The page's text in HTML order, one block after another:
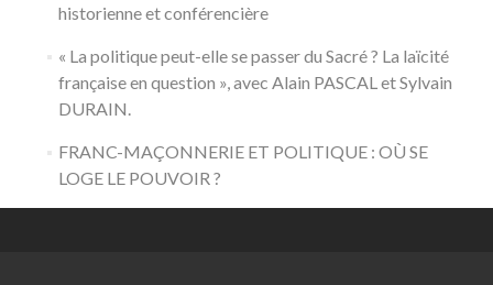
historienne et conférencière
« La politique peut-elle se passer du Sacré ? La laïcité
française en question », avec Alain PASCAL et Sylvain
DURAIN.
FRANC-MAÇONNERIE ET POLITIQUE : OÙ SE
LOGE LE POUVOIR ?